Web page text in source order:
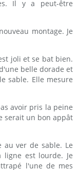
Il y a peut-être
montage. Je
joli et se bat bien.
belle dorade et
sable. Elle mesure
avoir pris la peine
serait un bon appât
au ver de sable. Le
est lourde. Je
l'une de mes